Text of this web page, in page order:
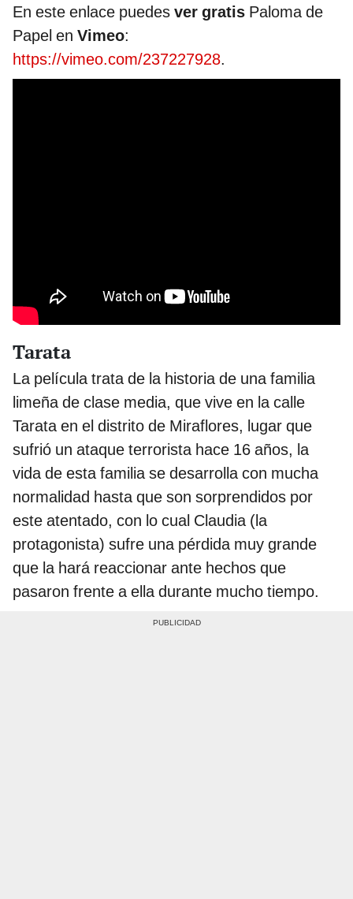
En este enlace puedes ver gratis Paloma de
Papel en Vimeo:
https://vimeo.com/237227928.
Tarata
La película trata de la historia de una familia
limeña de clase media, que vive en la calle
Tarata en el distrito de Miraflores, lugar que
sufrió un ataque terrorista hace 16 años, la
vida de esta familia se desarrolla con mucha
normalidad hasta que son sorprendidos por
este atentado, con lo cual Claudia (la
protagonista) sufre una pérdida muy grande
que la hará reaccionar ante hechos que
pasaron frente a ella durante mucho tiempo.